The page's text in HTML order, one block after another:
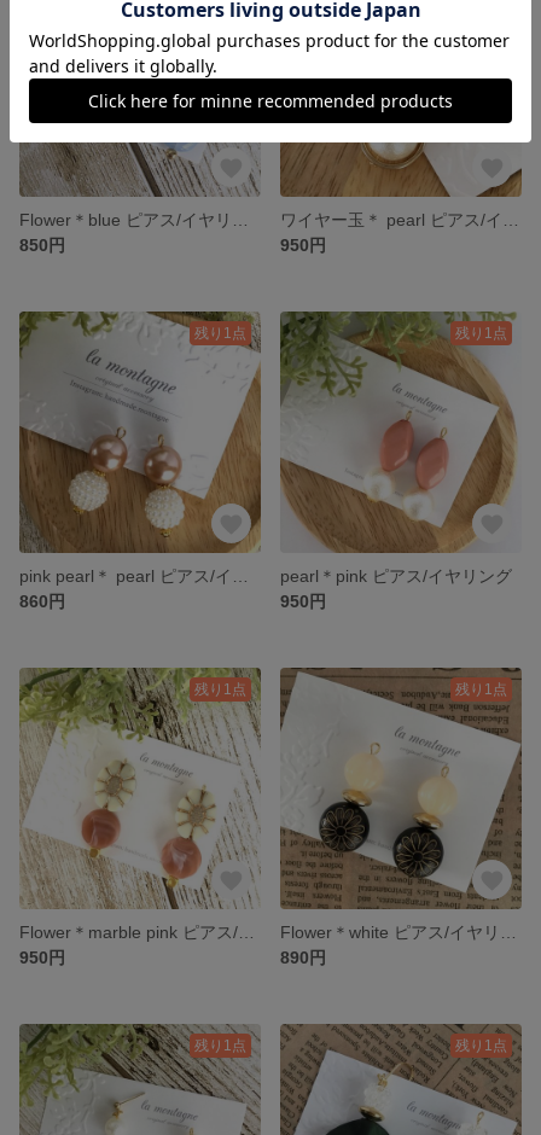
850円
950円
残り1点
860円
残り1点
pearl＊pink ピアス/イヤリング
950円
残り1点
950円
残り1点
890円
残り1点 残り1点